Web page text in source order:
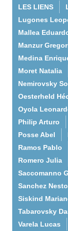
LES LIENS
Lugones
Mallea
Manzur
Medina
Moret Natalia
Nemirovsky
Oesterheld
Oyola
Philip Arturo
Posse Abel
Ramos Pablo
Romero Julia
Saccomanno
Sanchez
Siskind
Tabarovsky
Varela Lucas